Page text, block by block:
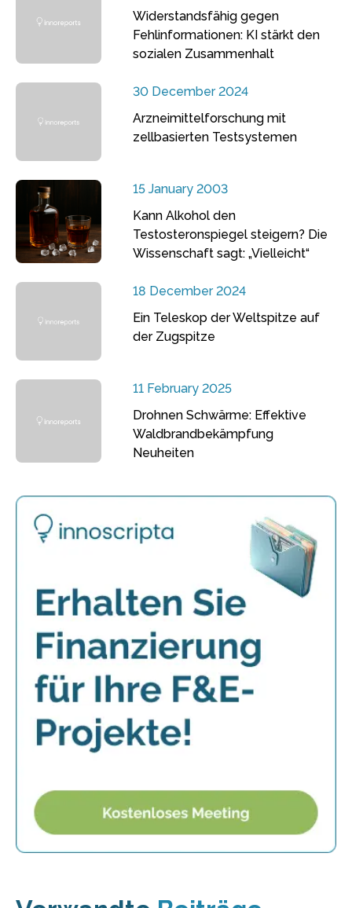
Widerstandsfähig gegen
Fehlinformationen: KI stärkt den
sozialen Zusammenhalt
30 December 2024
Arzneimittelforschung mit
zellbasierten Testsystemen
15 January 2003
Kann Alkohol den
Testosteronspiegel steigern? Die
Wissenschaft sagt: „Vielleicht“
18 December 2024
Ein Teleskop der Weltspitze auf
der Zugspitze
11 February 2025
Drohnen Schwärme: Effektive
Waldbrandbekämpfung
Neuheiten